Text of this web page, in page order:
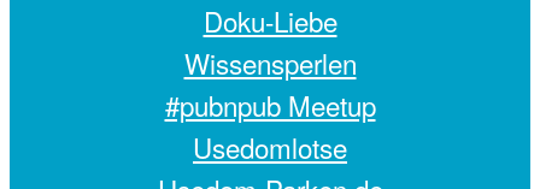
Doku-Liebe
Wissensperlen
#pubnpub Meetup
Usedomlotse